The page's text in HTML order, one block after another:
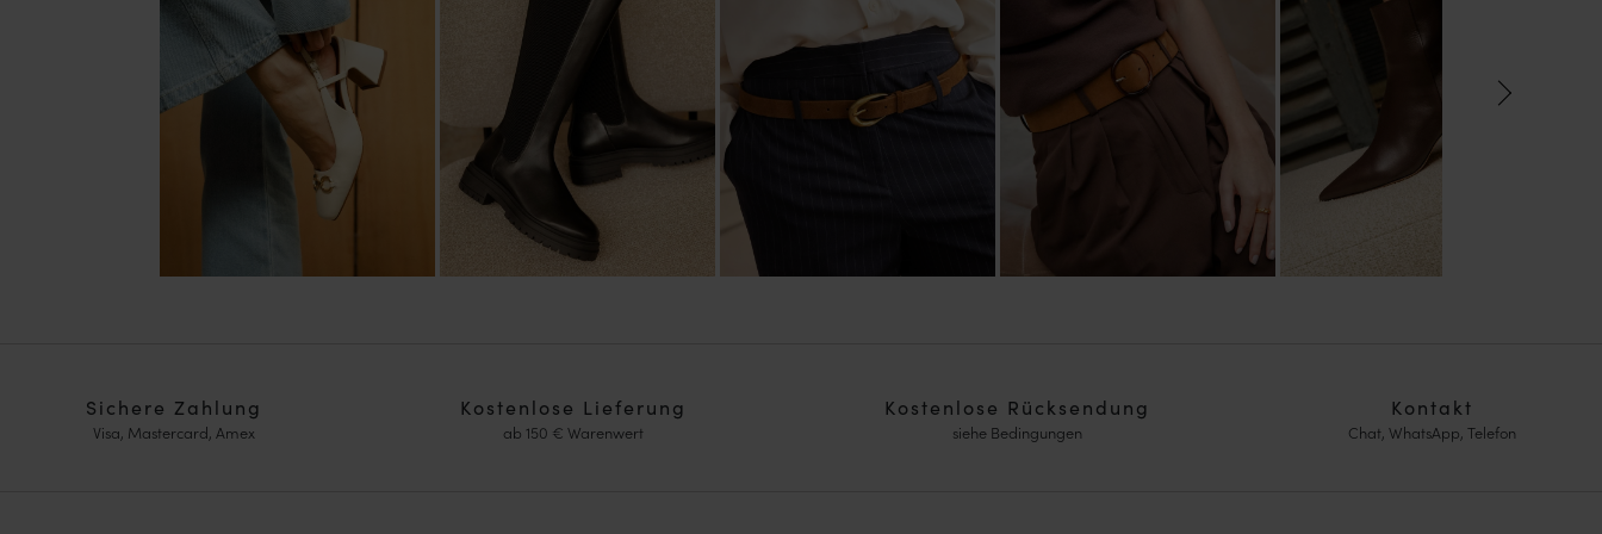
Kostenlose Lieferung
ab 150 € Warenwert
Kostenlose Rücksendung
siehe Bedingungen
Sichere Zahlung
Visa, Mastercard, Amex
Kontakt
Chat, WhatsApp, Telefon